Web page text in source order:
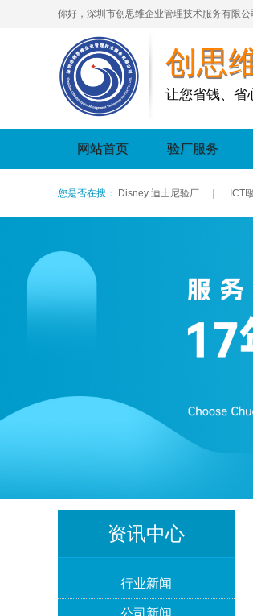
你好，深圳市创思维企业管理技术服务有限公
创思
让您省钱、省
网站首页 验厂服务
您是否在搜： Disney 迪士尼验厂 ICTI
资讯中心
行业新闻
公司新闻
Lowe's劳氏验厂